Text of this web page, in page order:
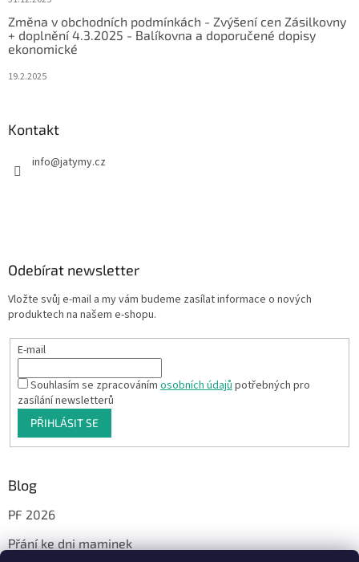
Změna v obchodních podmínkách - Zvýšení cen Zásilkovny
+ doplnění 4.3.2025 - Balíkovna a doporučené dopisy
ekonomické
19.2.2025
Kontakt
info@jatymy.cz
Odebírat newsletter
Vložte svůj e-mail a my vám budeme zasílat informace o nových
produktech na našem e-shopu.
E-mail
Souhlasím se zpracovánímosobních údajůpotřebných pro
zasílání newsletterů
PŘIHLÁSIT SE
Blog
PF 2026
Přání ke dni maminek